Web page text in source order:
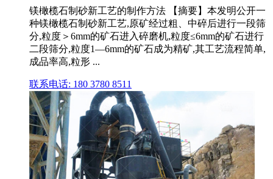
镁橄榄石制砂新工艺的制作方法 【摘要】本发明公开一
种镁橄榄石制砂新工艺,原矿经过粗、中碎后进行一段筛
分,粒度＞6mm的矿石进入碎磨机,粒度≤6mm的矿石进行
二段筛分,粒度1—6mm的矿石成为精矿,其工艺流程简单,
成品率高,粒形 ...
联系电话: 180 3780 8511